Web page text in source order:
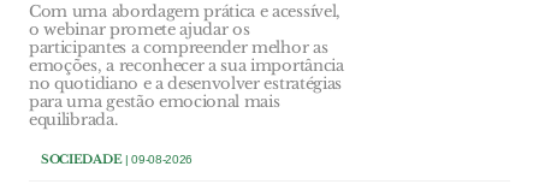
Com uma abordagem prática e acessível,
o webinar promete ajudar os
participantes a compreender melhor as
emoções, a reconhecer a sua importância
no quotidiano e a desenvolver estratégias
para uma gestão emocional mais
equilibrada.
SOCIEDADE| 09-08-2026